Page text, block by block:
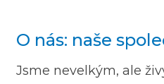
O nás: naše
Jsme nevelkým, ale